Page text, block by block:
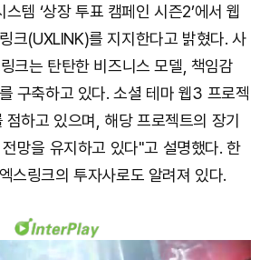
템 ‘상장 투표 캠페인 시즌2’에서 웹
크(UXLINK)를 지지한다고 밝혔다. 사
크는 탄탄한 비즈니스 모델, 책임감
구축하고 있다. 소셜 테마 웹3 프로젝
하고 있으며, 해당 프로젝트의 장기
망을 유지하고 있다"고 설명했다. 한
스링크의 투자사로도 알려져 있다.